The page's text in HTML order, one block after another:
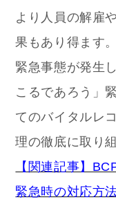
より人員の解雇
果もあり得ます。
緊急事態が発生
こるであろう」
てのバイタルレ
理の徹底に取り
【関連記事】
緊急時の対応方